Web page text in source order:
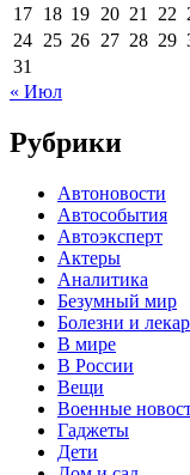
17 18 19 20 21 22
24 25 26 27 28 29
31
« Июл
Рубрики
Автоновости
Автособытия
Автоэксперт
Актеры
Аналитика
Безумный мир
Болезни и
В мире
В России
Вещи
Военные
Гаджеты
Дети